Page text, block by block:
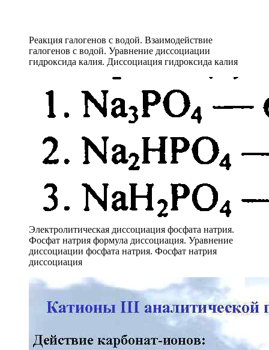
Реакция галогенов с водой. Взаимодействие
галогенов с водой. Уравнение диссоциации
гидроксида калия. Диссоциация гидроксида калия
Электролитическая диссоциация фосфата натрия.
Фосфат натрия формула диссоциация. Уравнение
диссоциации фосфата натрия. Фосфат натрия
диссоциация